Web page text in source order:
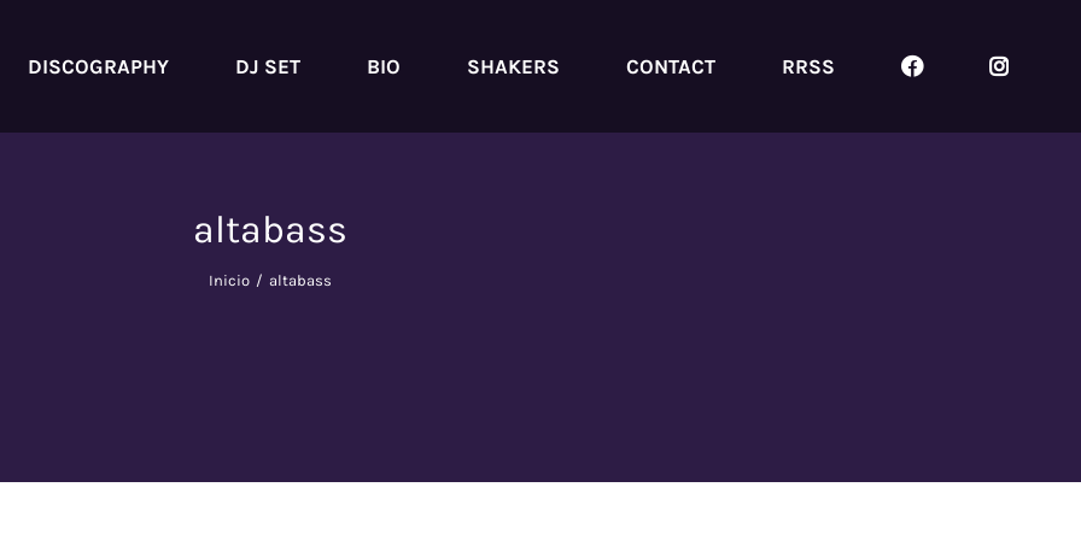
DISCOGRAPHY DJ SET BIO SHAKERS CONTACT RRSS
altabass
Inicio / altabass